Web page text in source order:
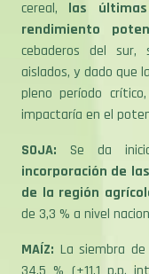
cebaderos del
aislados, y dado que
pleno período
impactaría en el
SOJA:Se da
incorporación de
de la región
de 3,3 % a nivel
MAÍZ:La siembra de
34,5 % (+11,1 p.p.
mejores